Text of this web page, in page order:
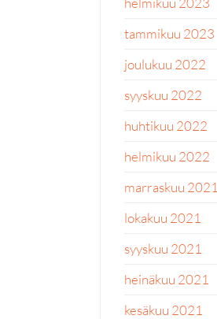
tammikuu 2023
joulukuu 2022
syyskuu 2022
huhtikuu 2022
helmikuu 2022
marraskuu 2021
lokakuu 2021
syyskuu 2021
heinäkuu 2021
kesäkuu 2021